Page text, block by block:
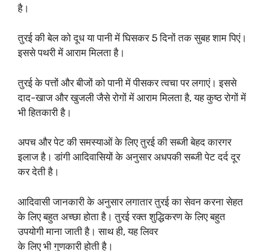
है।
तुरई की बेल को दूध या पानी में घिसकर 5 दिनों तक सुबह शाम पिएं।
इससे पथरी में आराम मिलता है।
तुरई के पत्तों और बीजों को पानी में पीसकर त्वचा पर लगाएं। इससे
दाद-खाज और खुजली जैसे रोगों में आराम मिलता है, यह कुष्ठ रोगों में
भी हितकारी है।
अपच और पेट की समस्याओं के लिए तुरई की सब्जी बेहद कारगर
इलाज है। डांगी आदिवासियों के अनुसार अधपकी सब्जी पेट दर्द दूर
कर देती है।
आदिवासी जानकारी के अनुसार लगातार तुरई का सेवन करना सेहत
के लिए बहुत अच्छा होता है। तुरई रक्त शुद्धिकरण के लिए बहुत
उपयोगी माना जाती है। साथ ही, यह लिवर
के लिए भी गुणकारी होती है।